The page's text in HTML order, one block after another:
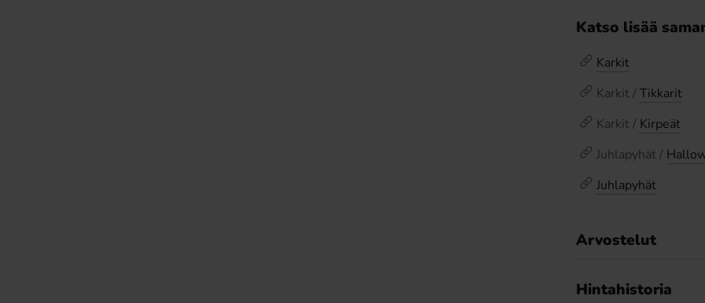
Katso lisää
Karkit
Karkit / Tikkarit
Karkit / Kirpeät
Juhlapyhät /
Juhlapyhät
Arvostelut
Hintahistoria